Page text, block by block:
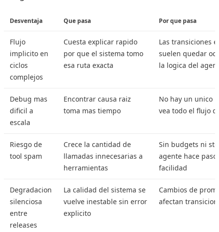
Desventaja Que pasa Por que pasa
Flujo
implicito en
ciclos
complejos
Cuesta explicar rapido
por que el sistema tomo
esa ruta exacta
Las transiciones
suelen quedar
la logica del
Debug mas
dificil a
escala
Encontrar causa raiz
toma mas tiempo
No hay un unico
vea todo el flujo
Riesgo de
tool spam
Crece la cantidad de
llamadas innecesarias a
herramientas
Sin budgets ni
agente hace
facilidad
Degradacion
silenciosa
entre
releases
La calidad del sistema se
vuelve inestable sin error
explicito
Cambios de
afectan